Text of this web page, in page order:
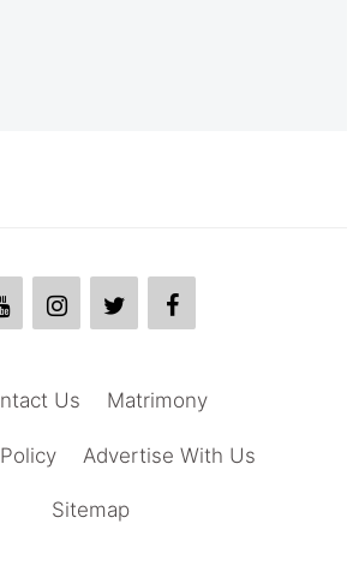
Matrimony
Us
Advertise With Us
Sitemap